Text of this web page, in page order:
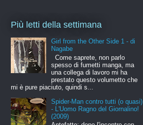
Più letti della settimana
Girl from the Other Side 1 - di
Nagabe
Come saprete, non parlo
spesso di fumetti manga, ma
una collega di lavoro mi ha
prestato questo volumetto che
mi è pure piaciuto, quindi s...
Spider-Man contro tutti (o quasi)
- L'Uomo Ragno del Giornalino!
(2009)